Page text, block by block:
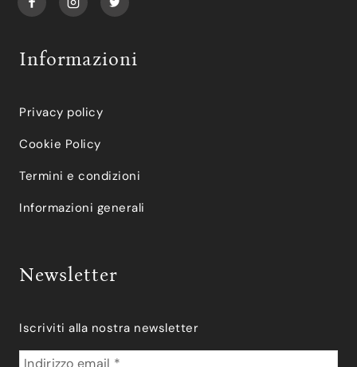
Informazioni
Privacy policy
Cookie Policy
Termini e condizioni
Informazioni generali
Newsletter
Iscriviti alla nostra newsletter